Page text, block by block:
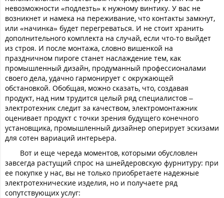
невозможности «подлезть» к нужному винтику. У вас не
возникнет и намека на переживание, что контакты замкнут,
или «начинка» будет перегреваться. И не стоит хранить
дополнительного комплекта на случай, если что-то выйдет
из строя. И после монтажа, словно вишенкой на
праздничном пироге станет наслаждение тем, как
промышленный дизайн, продуманный профессионалами
своего дела, удачно гармонирует с окружающей
обстановкой. Обобщая, можно сказать, что, создавая
продукт, над ним трудится целый ряд специалистов –
электротехник следит за качеством, электромонтажник
оценивает продукт с точки зрения будущего конечного
установщика, промышленный дизайнер оперирует эскизами
для сотен вариаций интерьера.
Вот и еще череда моментов, которыми обусловлен
завсегда растущий спрос на шнейдеровскую фурнитуру: при
ее покупке у нас, вы не только приобретаете надежные
электротехнические изделия, но и получаете ряд
сопутствующих услуг: